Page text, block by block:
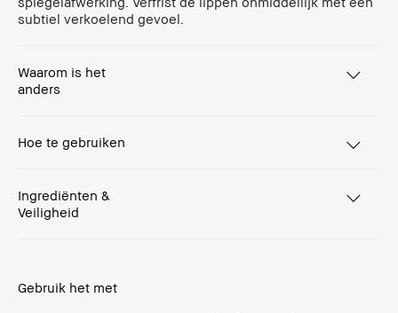
subtiel verkoelend gevoel.
Waarom is het
anders
Hoe te gebruiken
Ingrediënten &
Veiligheid
Gebruik het met